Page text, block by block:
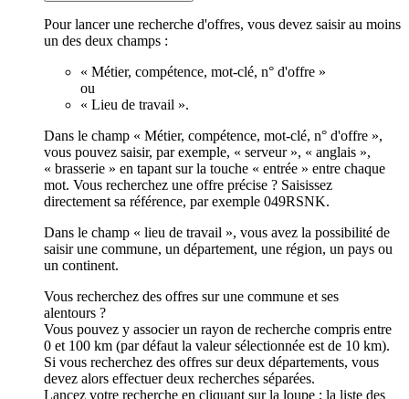
Pour lancer une recherche d'offres, vous devez saisir au moins
un des deux champs :
« Métier, compétence, mot-clé, n° d'offre »
ou
« Lieu de travail ».
Dans le champ « Métier, compétence, mot-clé, n° d'offre »,
vous pouvez saisir, par exemple, « serveur », « anglais »,
« brasserie » en tapant sur la touche « entrée » entre chaque
mot. Vous recherchez une offre précise ? Saisissez
directement sa référence, par exemple 049RSNK.
Dans le champ « lieu de travail », vous avez la possibilité de
saisir une commune, un département, une région, un pays ou
un continent.
Vous recherchez des offres sur une commune et ses
alentours ?
Vous pouvez y associer un rayon de recherche compris entre
0 et 100 km (par défaut la valeur sélectionnée est de 10 km).
Si vous recherchez des offres sur deux départements, vous
devez alors effectuer deux recherches séparées.
Lancez votre recherche en cliquant sur la loupe ; la liste des